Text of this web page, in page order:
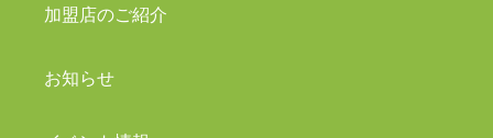
加盟店のご紹介
お知らせ